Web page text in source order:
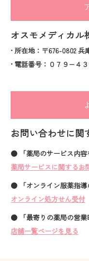
オスモメディカル
• 所在地：〒676-0802
• 電話番号：０７９−４
お問い合わせに関
● 「薬局のサービス内容
薬局サービスに関するお
● 「オンライン服薬指導
オンライン処方せん受付
● 「最寄りの薬局の営業
店舗一覧ページを見る